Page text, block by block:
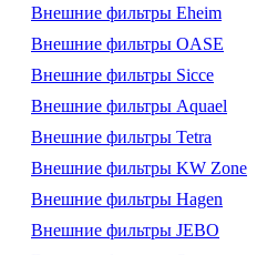
Внешние фильтры Eheim
Внешние фильтры OASE
Внешние фильтры Sicce
Внешние фильтры Aquael
Внешние фильтры Tetra
Внешние фильтры KW Zone
Внешние фильтры Hagen
Внешние фильтры JEBO